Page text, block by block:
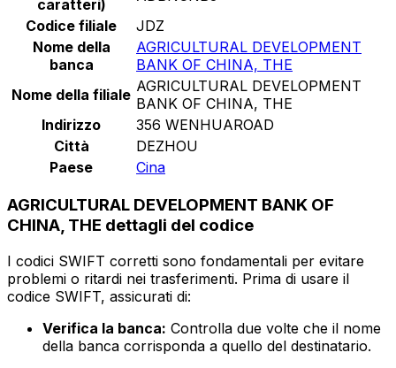
caratteri)
Codice filiale
JDZ
Nome della
banca
AGRICULTURAL DEVELOPMENT
BANK OF CHINA, THE
Nome della filiale AGRICULTURAL DEVELOPMENT
BANK OF CHINA, THE
Indirizzo
356 WENHUAROAD
Città
DEZHOU
Paese
Cina
AGRICULTURAL DEVELOPMENT BANK OF
CHINA, THE dettagli del codice
I codici SWIFT corretti sono fondamentali per evitare
problemi o ritardi nei trasferimenti. Prima di usare il
codice SWIFT, assicurati di:
Verifica la banca: Controlla due volte che il nome
della banca corrisponda a quello del destinatario.